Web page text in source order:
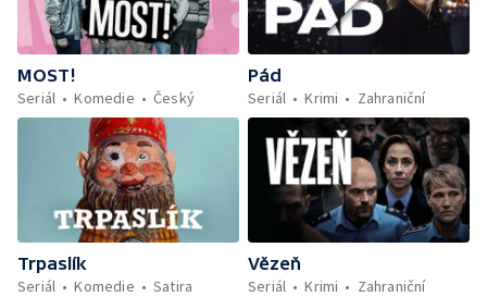
MOST!
Seriál
Komedie Český
Pád
Seriál
Krimi Zahraniční
Trpaslík
Seriál
Komedie Satira
Vězeň
Seriál
Krimi Zahraniční